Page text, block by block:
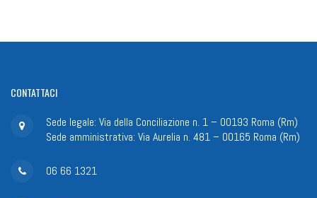
CONTATTACI
Sede legale: Via della Conciliazione n. 1 – 00193 Roma (Rm)
Sede amministrativa: Via Aurelia n. 481 – 00165 Roma (Rm)
06 66 1321